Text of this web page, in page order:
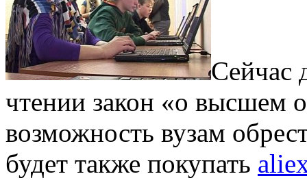
Сейчас
чтении закон «о высшем
возможность вузам
будет также покупать